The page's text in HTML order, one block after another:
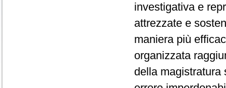
investigativa e
attrezzate e
maniera più
organizzata
della magistratura